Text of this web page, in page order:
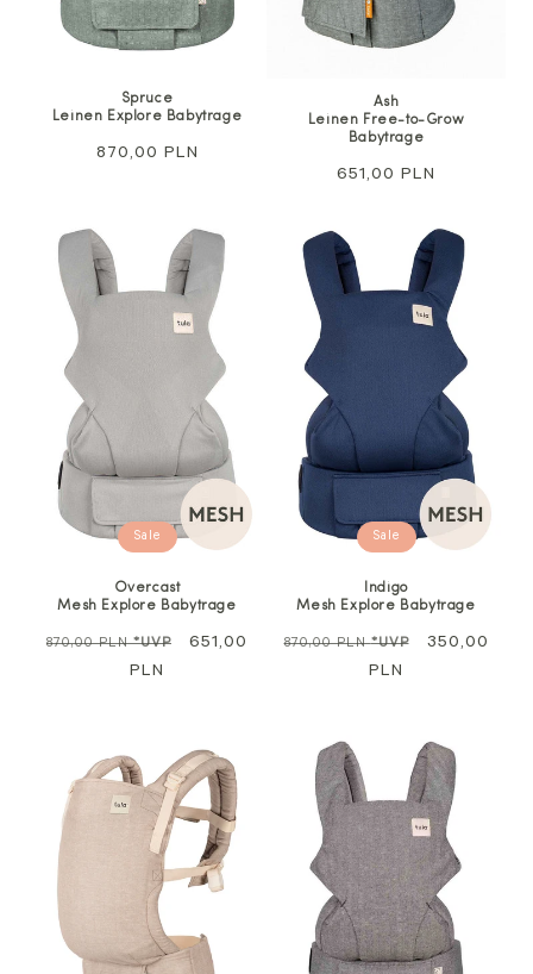
Spruce
Leinen Explore Babytrage
Regulärer
870,00 PLN
Ash
Leinen Free-to-Grow
Babytrage
Regulärer
651,00 PLN
Sale
Overcast
Mesh Explore Babytrage
Regulärer
870,00 PLN*UVP Sale
651,00
PLN
Sale
Indigo
Mesh Explore Babytrage
Regulärer
870,00 PLN*UVP Sale
350,00
PLN